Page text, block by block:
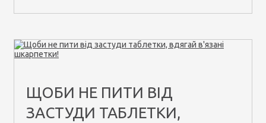
ЩОБИ НЕ ПИТИ ВІД
ЗАСТУДИ ТАБЛЕТКИ,